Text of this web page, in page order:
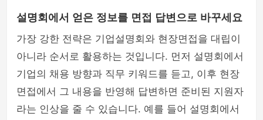
설명회에서 얻은 정보를 면접 답변으로 바꾸세요
가장 강한 전략은 기업설명회와 현장면접을 대립이
아니라 순서로 활용하는 것입니다. 먼저 설명회에서
기업의 채용 방향과 직무 키워드를 듣고, 이후 현장
면접에서 그 내용을 반영해 답변하면 준비된 지원자
라는 인상을 줄 수 있습니다. 예를 들어 설명회에서